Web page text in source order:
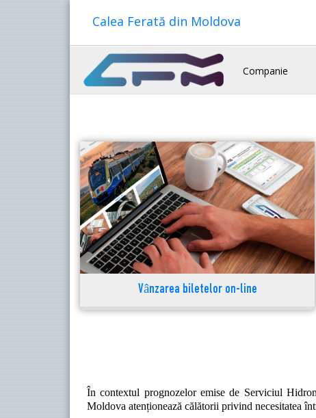
Calea Ferată din Moldova
Companie
Vânzarea biletelor on-line
În contextul prognozelor emise de Serviciul
Moldova atenționează călătorii privind necesitatea